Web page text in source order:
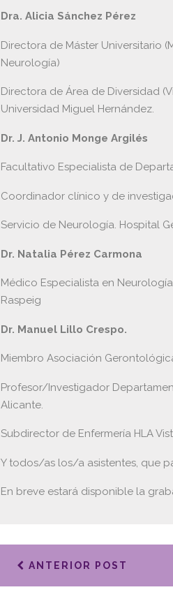
Dra. Alicia Sánchez Pérez
Directora de Máster Universitario
Neurología)
Directora de Área de Diversidad
Universidad Miguel Hernández.
Dr. J. Antonio Monge Argilés
Facultativo Especialista de
Coordinador clínico y de
Servicio de Neurología. Hospital
Dr. Natalia Pérez Carmona
Médico Especialista en
Raspeig
Dr. Manuel Lillo Crespo.
Miembro Asociación
Profesor/Investigador
Alicante.
Subdirector de Enfermería HLA
Y todos/as los/a asistentes, que
En breve estará disponible la
ANTERIOR POST